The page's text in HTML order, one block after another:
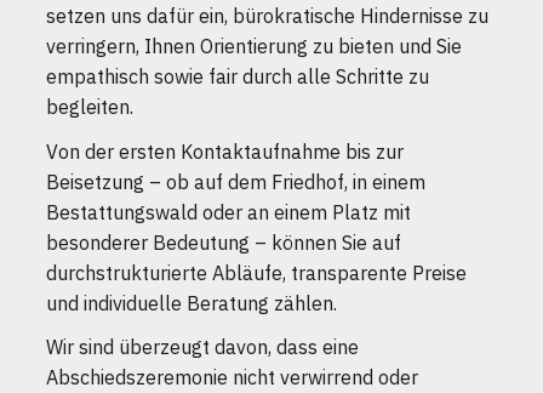
setzen uns dafür ein, bürokratische Hindernisse zu
verringern, Ihnen Orientierung zu bieten und Sie
empathisch sowie fair durch alle Schritte zu
begleiten.
Von der ersten Kontaktaufnahme bis zur
Beisetzung – ob auf dem Friedhof, in einem
Bestattungswald oder an einem Platz mit
besonderer Bedeutung – können Sie auf
durchstrukturierte Abläufe, transparente Preise
und individuelle Beratung zählen.
Wir sind überzeugt davon, dass eine
Abschiedszeremonie nicht verwirrend oder